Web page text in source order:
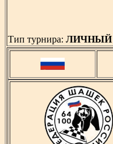
Тип турнира: ЛИЧНЫЙ